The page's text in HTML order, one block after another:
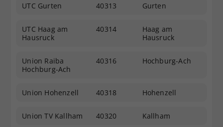
UTC Gurten 40313 Gurten
UTC Haag am
Hausruck
40314
Haag am
Hausruck
Union Raiba
Hochburg-Ach
40316 Hochburg-Ach
Union Hohenzell 40318 Hohenzell
Union TV Kallham 40320 Kallham